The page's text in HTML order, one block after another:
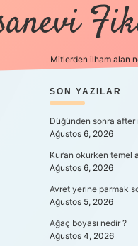
Mitlerden ilham alan
SON YAZILAR
Düğünden sonra after
Ağustos 6, 2026
Kur’an okurken temel
Ağustos 6, 2026
Avret yerine parmak
Ağustos 5, 2026
Ağaç boyası nedir ?
Ağustos 4, 2026